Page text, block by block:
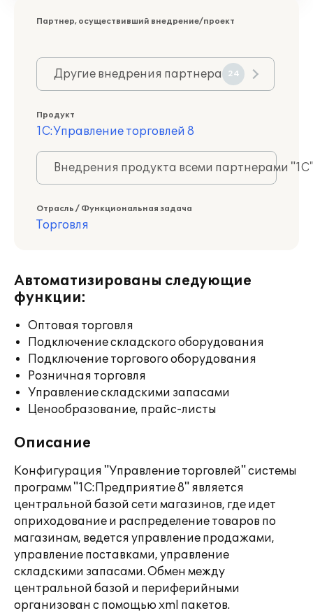
Партнер, осуществивший внедрение/проект
Другие внедрения партнера 24
Продукт
1С:Управление торговлей 8
Внедрения продукта всеми партнерами
Отрасль / Функциональная задача
Торговля
Автоматизированы следующие
функции:
Оптовая торговля
Подключение складского оборудования
Подключение торгового оборудования
Розничная торговля
Управление складскими запасами
Ценообразование, прайс-листы
Описание
Конфигурация "Управление торговлей" системы
программ "1С:Предприятие 8" является
центральной базой сети магазинов, где идет
оприходование и распределение товаров по
магазинам, ведется управление продажами,
управление поставками, управление
складскими запасами. Обмен между
центральной базой и периферийными
организован с помощью xml пакетов.